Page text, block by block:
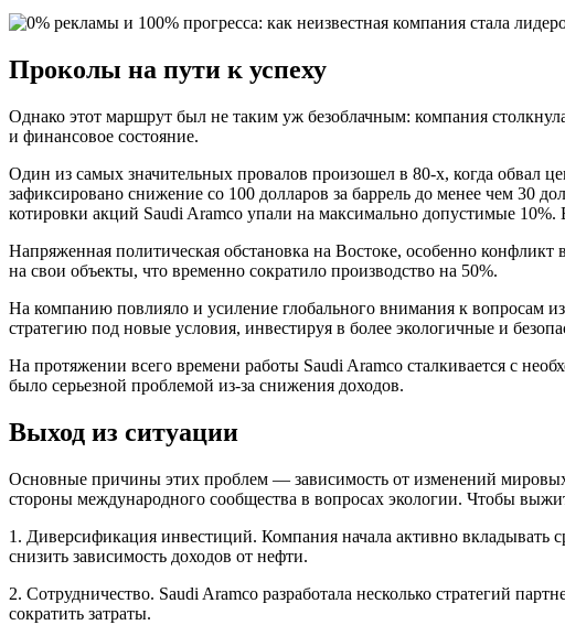
Проколы на пути к успеху
Однако этот маршрут был не таким уж безоблачным: компания
и финансовое состояние.
Один из самых значительных провалов произошел в 80-х, когда обвал
зафиксировано снижение со 100 долларов за баррель до менее чем 30
котировки акций Saudi Aramco упали на максимально допустимые 10%.
Напряженная политическая обстановка на Востоке, особенно
на свои объекты, что временно сократило производство на 50%.
На компанию повлияло и усиление глобального внимания к вопросам
стратегию под новые условия, инвестируя в более экологичные и
На протяжении всего времени работы Saudi Aramco сталкивается с
было серьезной проблемой из-за снижения доходов.
Выход из ситуации
Основные причины этих проблем — зависимость от изменений мировых
стороны международного сообщества в вопросах экологии. Чтобы
1. Диверсификация инвестиций. Компания начала активно вкладывать
снизить зависимость доходов от нефти.
2. Сотрудничество. Saudi Aramco разработала несколько стратегий
сократить затраты.